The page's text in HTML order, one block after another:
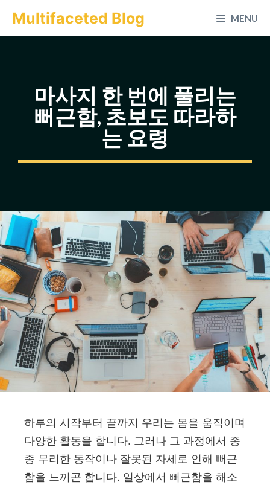
Multifaceted Blog MENU
마사지 한 번에 풀리는
뻐근함, 초보도 따라하
는 요령
하루의 시작부터 끝까지 우리는 몸을 움직이며
다양한 활동을 합니다. 그러나 그 과정에서 종
종 무리한 동작이나 잘못된 자세로 인해 뻐근
함을 느끼곤 합니다. 일상에서 뻐근함을 해소